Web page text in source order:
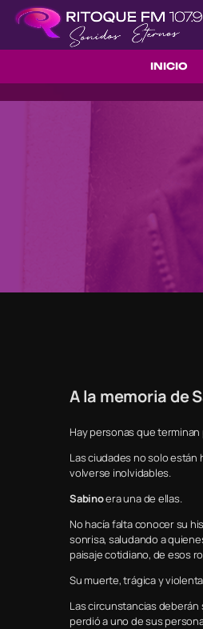
INICIO
A la memoria de
Hay personas que
Las ciudades no solo están
volverse inolvidables.
Sabinoera una de ellas.
No hacía falta conocer su
sonrisa, saludando a
paisaje cotidiano, de esos
Su muerte, trágica y
Las circunstancias
perdió a uno de sus